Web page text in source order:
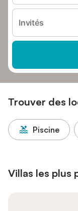
Invités
Trouver des
Piscine
Villas les plus